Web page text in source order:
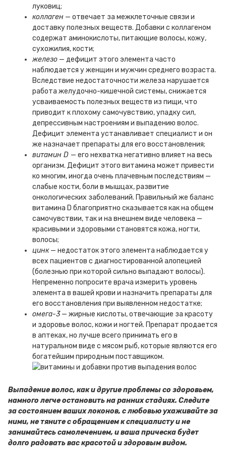
луковиц;
коллаген — отвечает за межклеточные связи и
доставку полезных веществ. Добавки с коллагеном
содержат аминокислоты, питающие волосы, кожу,
сухожилия, кости;
железо — дефицит этого элемента часто
наблюдается у женщин и мужчин среднего возраста.
Вследствие недостаточности железа нарушается
работа желудочно-кишечной системы, снижается
усваиваемость полезных веществ из пищи, что
приводит к плохому самочувствию, упадку сил,
депрессивным настроениям и выпадению волос.
Дефицит элемента устанавливает специалист и он
же назначает препараты для его восстановления;
витамин D — его нехватка негативно влияет на весь
организм. Дефицит этого витамина может привести
ко многим, иногда очень плачевным последствиям —
слабые кости, боли в мышцах, развитие
онкологических заболеваний. Правильный же баланс
витамина D благоприятно сказывается как на общем
самочувствии, так и на внешнем виде человека —
красивыми и здоровыми становятся кожа, ногти,
волосы;
цинк— недостаток этого элемента наблюдается у
всех пациентов с диагностированной алопецией
(болезнью при которой сильно выпадают волосы).
Непременно попросите врача измерить уровень
элемента в вашей крови и назначить препараты для
его восстановления при выявленном недостатке;
омега-3— жирные кислоты, отвечающие за красоту
и здоровье волос, кожи и ногтей. Препарат продается
в аптеках, но лучше всего принимать его в
натуральном виде с мясом рыб, которые являются его
богатейшим природным поставщиком.
Выпадение волос, как и другие проблемы со здоровьем,
намного легче остановить на ранних стадиях. Следите
за состоянием ваших локонов, с любовью ухаживайте за
ними, не тяните с обращением к специалисту и не
занимайтесь самолечением, и ваша прическа будет
долго радовать вас красотой и здоровым видом.